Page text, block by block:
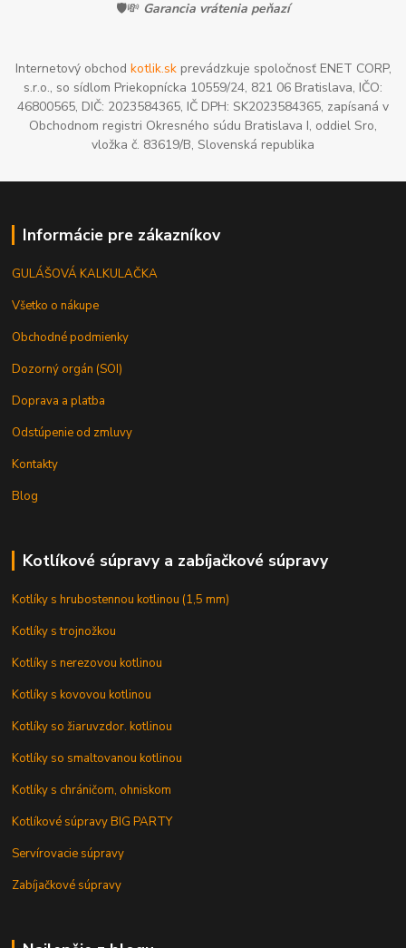
🛡️💸 Garancia vrátenia peňazí
Internetový obchod kotlik.skprevádzkuje spoločnosť ENET CORP,
s.r.o., so sídlom Priekopnícka 10559/24, 821 06 Bratislava, IČO:
46800565, DIČ: 2023584365, IČ DPH: SK2023584365, zapísaná v
Obchodnom registri Okresného súdu Bratislava I, oddiel Sro,
vložka č. 83619/B, Slovenská republika
Informácie pre zákazníkov
GULÁŠOVÁ KALKULAČKA
Všetko o nákupe
Obchodné podmienky
Dozorný orgán (SOI)
Doprava a platba
Odstúpenie od zmluvy
Kontakty
Blog
Kotlíkové súpravy a zabíjačkové súpravy
Kotlíky s hrubostennou kotlinou (1,5 mm)
Kotlíky s trojnožkou
Kotlíky s nerezovou kotlinou
Kotlíky s kovovou kotlinou
Kotlíky so žiaruvzdor. kotlinou
Kotlíky so smaltovanou kotlinou
Kotlíky s chráničom, ohniskom
Kotlíkové súpravy BIG PARTY
Servírovacie súpravy
Zabíjačkové súpravy